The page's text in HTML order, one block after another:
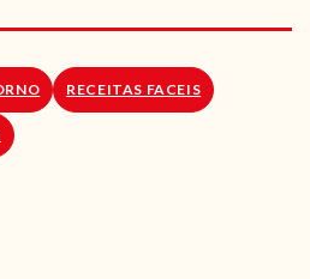
LOJA ONLINE
RECEITAS FACEIS